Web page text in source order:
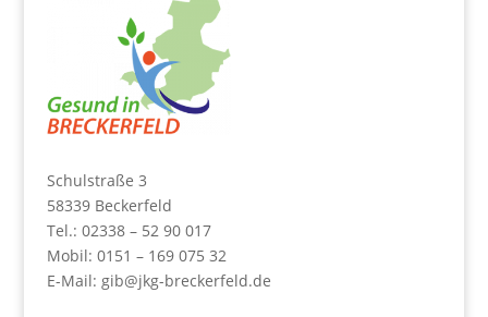
Schulstraße 3
58339 Beckerfeld
Tel.: 02338 – 52 90 017
Mobil: 0151 – 169 075 32
E-Mail: gib@jkg-breckerfeld.de